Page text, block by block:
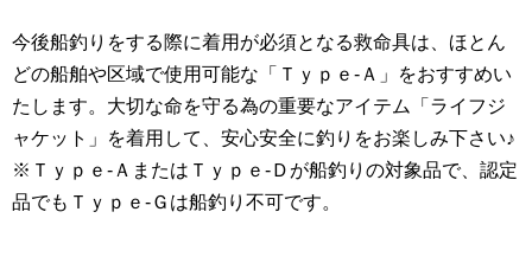
今後船釣りをする際に着用が必須となる救命具は、ほとん
どの船舶や区域で使用可能な「Ｔｙｐｅ-Ａ」をおすすめい
たします。大切な命を守る為の重要なアイテム「ライフジ
ャケット」を着用して、安心安全に釣りをお楽しみ下さい♪
※Ｔｙｐｅ-ＡまたはＴｙｐｅ-Ｄが船釣りの対象品で、認定
品でもＴｙｐｅ-Ｇは船釣り不可です。